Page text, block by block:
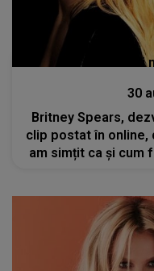
Stiri
30
Britney Spears,
clip postat în online,
am simțit ca și cum